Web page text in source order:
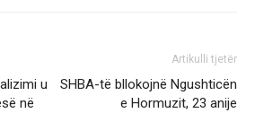
u
në
Artikulli tjetër
SHBA-të bllokojnë Ngushticën
e Hormuzit, 23 anije